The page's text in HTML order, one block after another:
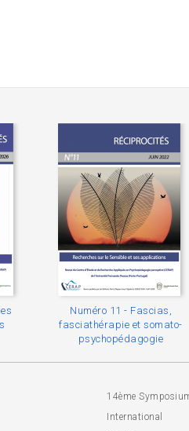
Numéro 11 - Fascias,
fasciathérapie et somato-
psychopédagogie
14ème
International